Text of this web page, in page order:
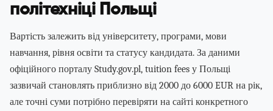
політехніці Польщі
Вартість залежить від університету, програми, мови
навчання, рівня освіти та статусу кандидата. За даними
офіційного порталу Study.gov.pl, tuition fees у Польщі
зазвичай становлять приблизно від 2000 до 6000 EUR на рік,
але точні суми потрібно перевіряти на сайті конкретного